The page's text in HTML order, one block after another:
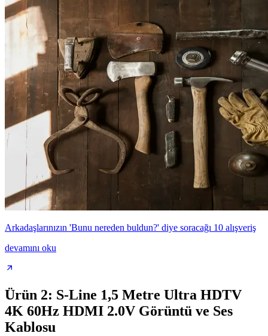
Arkadaşlarınızın 'Bunu nereden buldun?' diye soracağı 10 alışveriş
devamını oku
Ürün 2: S-Line 1,5 Metre Ultra HDTV
4K 60Hz HDMI 2.0V Görüntü ve Ses
Kablosu